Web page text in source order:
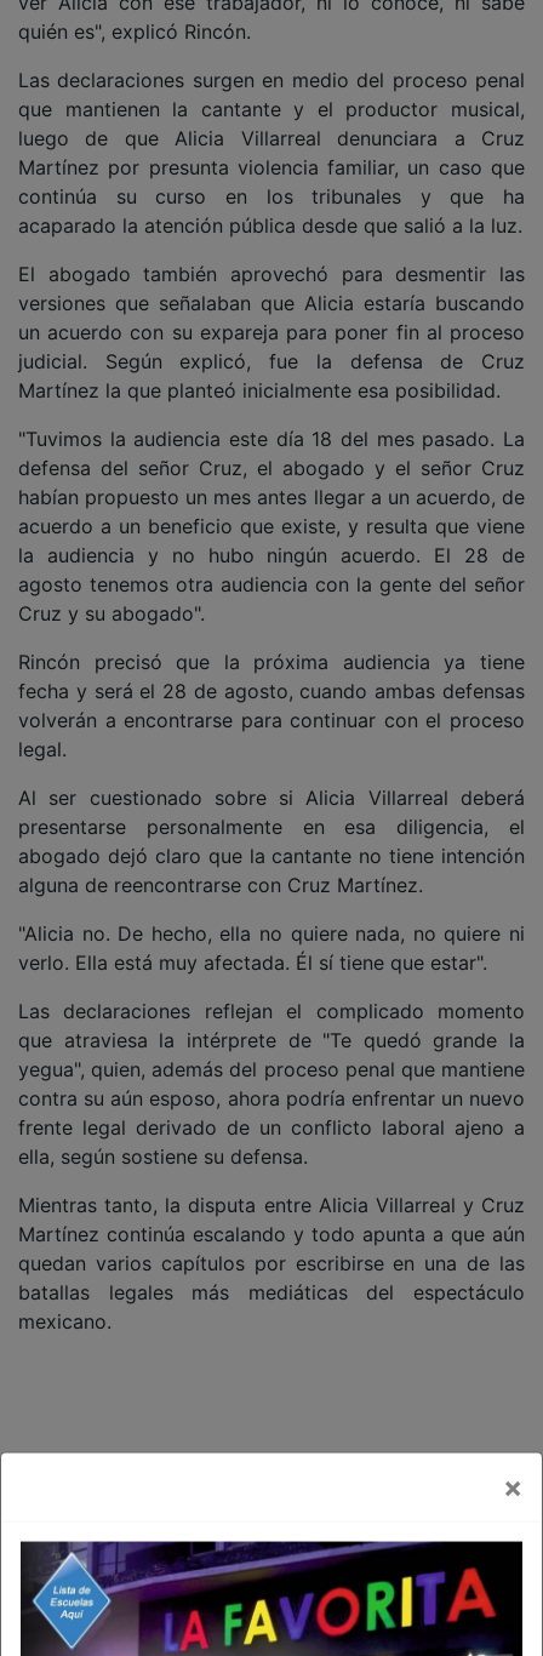
×
quién es", explicó Rincón.
Las declaraciones surgen en medio del proceso penal
que mantienen la cantante y el productor musical,
luego de que Alicia Villarreal denunciara a Cruz
Martínez por presunta violencia familiar, un caso que
continúa su curso en los tribunales y que ha
acaparado la atención pública desde que salió a la luz.
El abogado también aprovechó para desmentir las
versiones que señalaban que Alicia estaría buscando
un acuerdo con su expareja para poner fin al proceso
judicial. Según explicó, fue la defensa de Cruz
Martínez la que planteó inicialmente esa posibilidad.
"Tuvimos la audiencia este día 18 del mes pasado. La
defensa del señor Cruz, el abogado y el señor Cruz
habían propuesto un mes antes llegar a un acuerdo, de
acuerdo a un beneficio que existe, y resulta que viene
la audiencia y no hubo ningún acuerdo. El 28 de
agosto tenemos otra audiencia con la gente del señor
Cruz y su abogado".
Rincón precisó que la próxima audiencia ya tiene
fecha y será el 28 de agosto, cuando ambas defensas
volverán a encontrarse para continuar con el proceso
legal.
Al ser cuestionado sobre si Alicia Villarreal deberá
presentarse personalmente en esa diligencia, el
abogado dejó claro que la cantante no tiene intención
alguna de reencontrarse con Cruz Martínez.
"Alicia no. De hecho, ella no quiere nada, no quiere ni
verlo. Ella está muy afectada. Él sí tiene que estar".
Las declaraciones reflejan el complicado momento
que atraviesa la intérprete de "Te quedó grande la
yegua", quien, además del proceso penal que mantiene
contra su aún esposo, ahora podría enfrentar un nuevo
frente legal derivado de un conflicto laboral ajeno a
ella, según sostiene su defensa.
Mientras tanto, la disputa entre Alicia Villarreal y Cruz
Martínez continúa escalando y todo apunta a que aún
quedan varios capítulos por escribirse en una de las
batallas legales más mediáticas del espectáculo
mexicano.